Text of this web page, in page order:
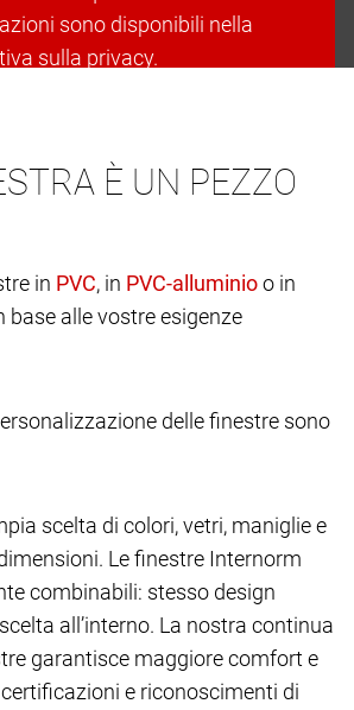
sono disponibili nella
sulla privacy.
È UN PEZZO
in , in
o in
base alle vostre esigenze
delle finestre sono
scelta di colori, vetri, maniglie e
Le finestre Internorm
combinabili: stesso design
all’interno. La nostra continua
garantisce maggiore comfort e
e riconoscimenti di